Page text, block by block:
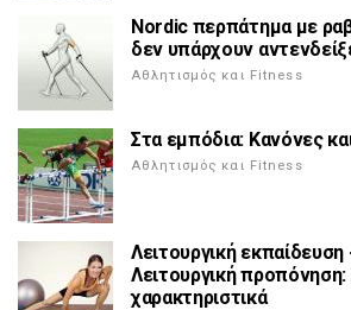
Nordic περπάτημα με
δεν υπάρχουν
Αθλητισμός και Fitness
Στα εμπόδια: Κανόνες
Αθλητισμός και Fitness
Λειτουργική εκπαίδευση
Λειτουργική
χαρακτηριστικά